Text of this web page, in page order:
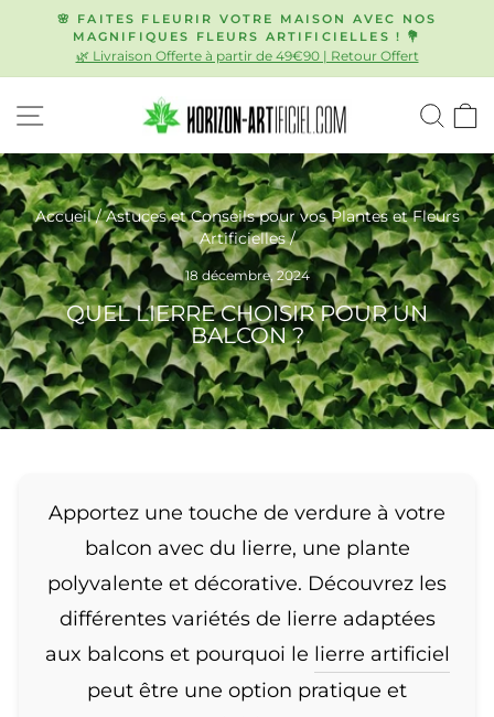
Diaporama
Pause
🌸 FAITES FLEURIR VOTRE MAISON AVEC NOS
MAGNIFIQUES FLEURS ARTIFICIELLES ! 💐
🌿 Livraison Offerte à partir de 49€90 | Retour Offert
NAVIGATION
Accueil / Astuces et Conseils pour vos Plantes et Fleurs
Artificielles /
18 décembre, 2024
QUEL LIERRE CHOISIR POUR UN
BALCON ?
Apportez une touche de verdure à votre
balcon avec du lierre, une plante
polyvalente et décorative. Découvrez les
différentes variétés de lierre adaptées
aux balcons et pourquoi le lierre artificiel
peut être une option pratique et